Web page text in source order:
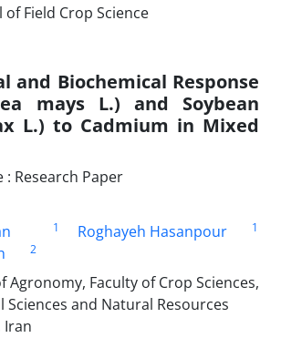
and Biochemical Response
mays L.) and Soybean
L.) to Cadmium in Mixed
Research Paper
1 Roghayeh Hasanpour 1
2
Agronomy, Faculty of Crop Sciences,
Sciences and Natural Resources
Iran